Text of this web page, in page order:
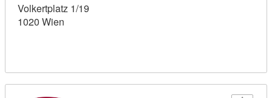
Volkertplatz 1/19
1020 Wien